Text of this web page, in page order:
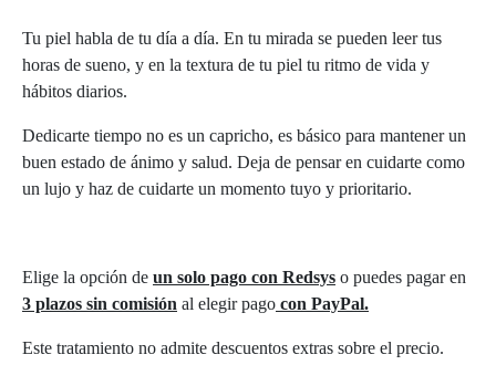
Tu piel habla de tu día a día. En tu mirada se pueden leer tus
horas de sueno, y en la textura de tu piel tu ritmo de vida y
hábitos diarios.
Dedicarte tiempo no es un capricho, es básico para mantener un
buen estado de ánimo y salud. Deja de pensar en cuidarte como
un lujo y haz de cuidarte un momento tuyo y prioritario.
Elige la opción de un solo pago con Redsys o puedes pagar en
3 plazos sin comisión al elegir pago con PayPal.
Este tratamiento no admite descuentos extras sobre el precio.